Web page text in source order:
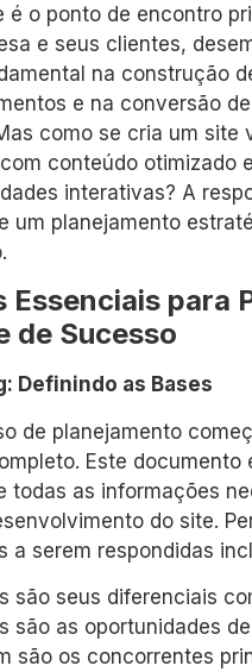
é o ponto de encontro
e seus clientes,
na construção
e na conversão
como se cria um site
conteúdo otimizado e
interativas? A
um planejamento
Essenciais para
de Sucesso
Definindo as Bases
de planejamento
Este documento
todas as informações
do site.
a serem respondidas
são seus diferenciais
são as oportunidades
são os concorrentes